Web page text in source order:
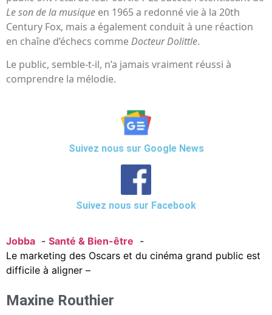
Le son de la musique en 1965 a redonné vie à la 20th
Century Fox, mais a également conduit à une réaction
en chaîne d’échecs commeDocteur Dolittle.
Le public, semble-t-il, n’a jamais vraiment réussi à
comprendre la mélodie.
Suivez nous sur Google News
Suivez nous sur Facebook
Jobba
Santé & Bien-être
Le marketing des Oscars et du cinéma grand public est
difficile à aligner –
Maxine Routhier